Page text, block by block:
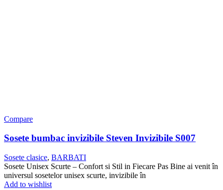
Compare
Sosete bumbac invizibile Steven Invizibile S007
Sosete clasice, BARBATI
Sosete Unisex Scurte – Confort si Stil in Fiecare Pas Bine ai venit în
universul sosetelor unisex scurte, invizibile în
Add to wishlist